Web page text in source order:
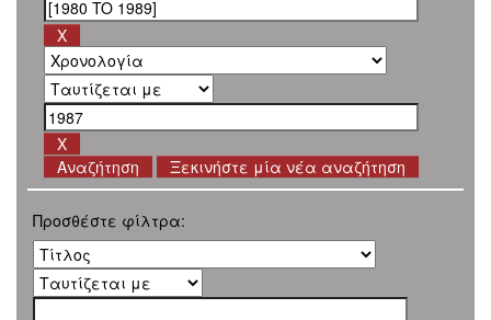
Ξεκινήστε μία νέα αναζήτηση
Προσθέστε φίλτρα: